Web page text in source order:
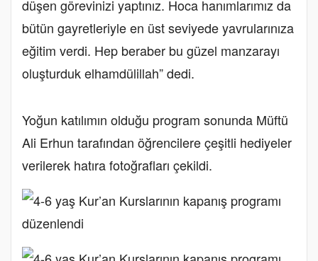
düşen görevinizi yaptınız. Hoca hanımlarımız da
bütün gayretleriyle en üst seviyede yavrularınıza
eğitim verdi. Hep beraber bu güzel manzarayı
oluşturduk elhamdülillah” dedi.
Yoğun katılımın olduğu program sonunda Müftü
Ali Erhun tarafından öğrencilere çeşitli hediyeler
verilerek hatıra fotoğrafları çekildi.